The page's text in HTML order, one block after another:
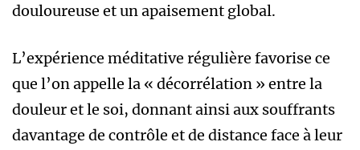
douloureuse et un apaisement global.
L’expérience méditative régulière favorise ce
que l’on appelle la « décorrélation » entre la
douleur et le soi, donnant ainsi aux souffrants
davantage de contrôle et de distance face à leur